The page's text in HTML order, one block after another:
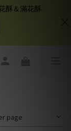
page
酥＆滿花酥